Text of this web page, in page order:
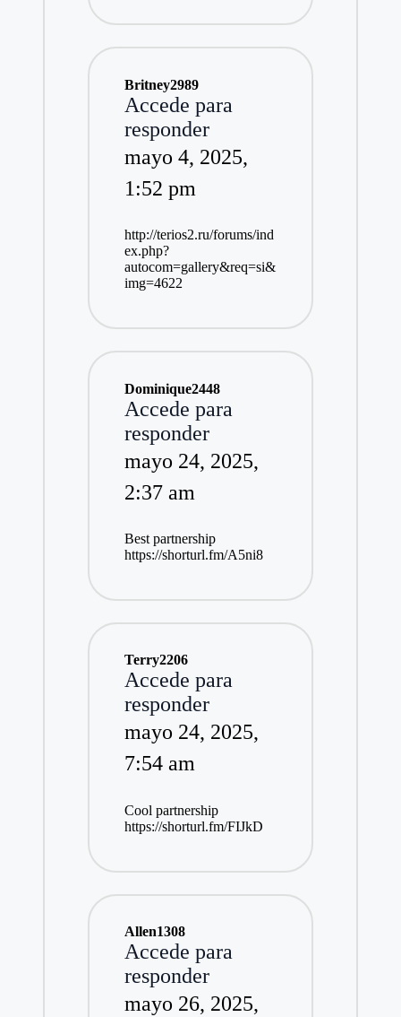
Britney2989
Accede para
responder
mayo 4, 2025,
1:52 pm
http://terios2.ru/forums/ind
ex.php?
autocom=gallery&req=si&
img=4622
Dominique2448
Accede para
responder
mayo 24, 2025,
2:37 am
Best partnership
https://shorturl.fm/A5ni8
Terry2206
Accede para
responder
mayo 24, 2025,
7:54 am
Cool partnership
https://shorturl.fm/FIJkD
Allen1308
Accede para
responder
mayo 26, 2025,